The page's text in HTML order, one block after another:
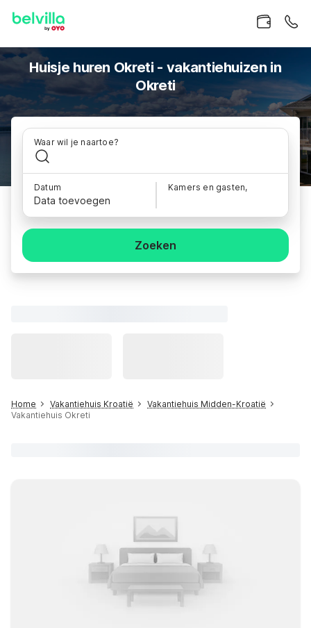
Huisje huren Okreti - vakantiehuizen in
Okreti
Waar wil je naartoe?
Datum
Data toevoegen
Kamers en gasten,
Zoeken
Home Vakantiehuis Kroatië
Vakantiehuis Midden-Kroatië
Vakantiehuis Okreti